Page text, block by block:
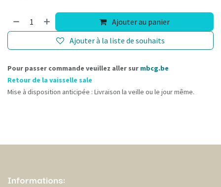
Ajouter au panier
Ajouter à la liste de souhaits
Pour passer commande veuillez aller sur mbcg.be
Retour de la vaisselle sale
Mise à disposition anticipée : Livraison la veille ou le jour même.
Informations: